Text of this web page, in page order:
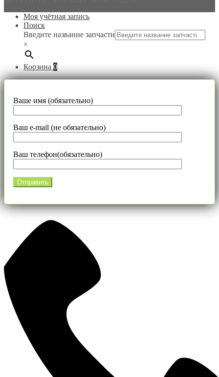
Моя учётная запись
Поиск
Введите название запчасти
×
Корзина 0
Ваше имя (обязательно)
Ваш e-mail (не обязательно)
Ваш телефон(обязательно)